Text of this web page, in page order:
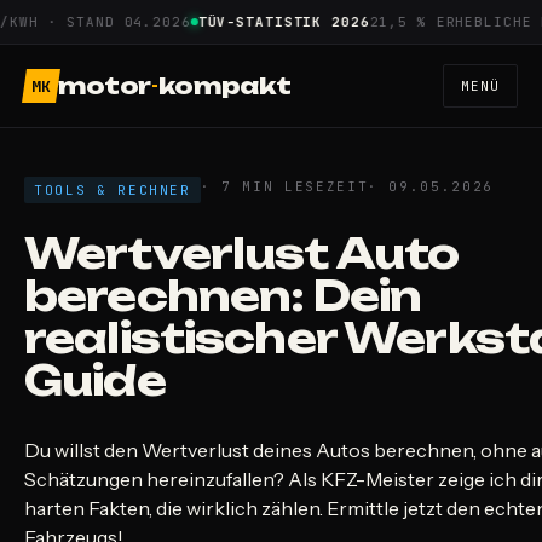
Zum
Inhalt
springen
· STAND 04.2026 TÜV-STATISTIK 202621,5 % ERHEBLICHE
MK motor-kompakt MENÜ
TOOLS & RECHNER · 7 MIN LESEZEIT · 09.05.2026
Wertverlust Auto
berechnen: Dein
realistischer
Guide
Du willst den Wertverlust deines Autos berechnen, ohne
Schätzungen hereinzufallen? Als KFZ-Meister zeige ich
harten Fakten, die wirklich zählen. Ermittle jetzt den
Fahrzeugs!